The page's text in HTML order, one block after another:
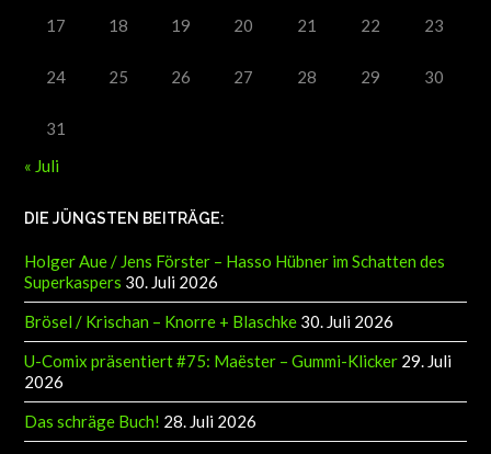
17 18 19 20 21 22 23
24 25 26 27 28 29 30
31
« Juli
DIE JÜNGSTEN BEITRÄGE:
Holger Aue / Jens Förster – Hasso Hübner im Schatten des
Superkaspers 30. Juli 2026
Brösel / Krischan – Knorre + Blaschke 30. Juli 2026
U-Comix präsentiert #75: Maëster – Gummi-Klicker 29. Juli
2026
Das schräge Buch! 28. Juli 2026